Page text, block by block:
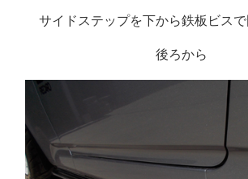
サイドステップを下から鉄板ビス
後ろから